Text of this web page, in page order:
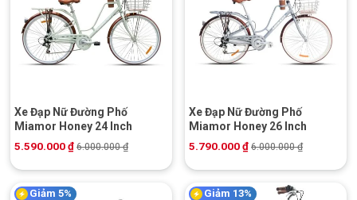
Xe Đạp Nữ Đường Phố
Miamor Honey 24 Inch
5.590.000₫ 6.000.000₫
Xe Đạp Nữ Đường Phố
Miamor Honey 26 Inch
5.790.000₫ 6.000.000₫
Giảm 5% Giảm 13%